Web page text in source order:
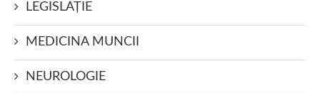
LEGISLAŢIE
MEDICINA MUNCII
NEUROLOGIE